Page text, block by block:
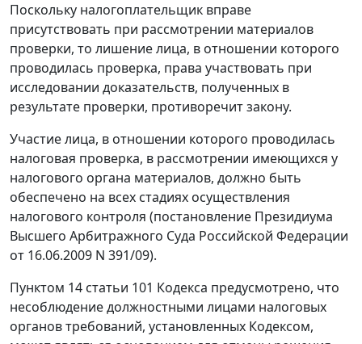
Поскольку налогоплательщик вправе
присутствовать при рассмотрении материалов
проверки, то лишение лица, в отношении которого
проводилась проверка, права участвовать при
исследовании доказательств, полученных в
результате проверки, противоречит закону.
Участие лица, в отношении которого проводилась
налоговая проверка, в рассмотрении имеющихся у
налогового органа материалов, должно быть
обеспечено на всех стадиях осуществления
налогового контроля (постановление Президиума
Высшего Арбитражного Суда Российской Федерации
от 16.06.2009 N 391/09).
Пунктом 14 статьи 101 Кодекса предусмотрено, что
несоблюдение должностными лицами налоговых
органов требований, установленных Кодексом,